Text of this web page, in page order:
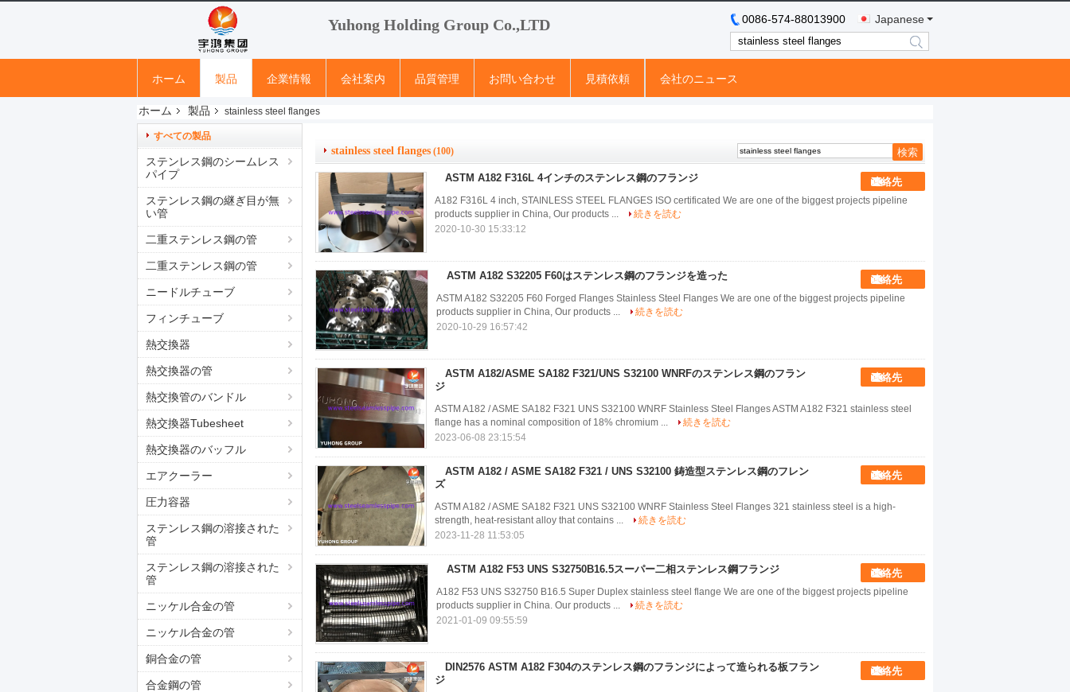
Yuhong Holding Group Co.,LTD Japanese
0086-574-88013900
search
ホーム 製品 企業情報 会社案内 品質管理 お問い合わせ 見積依頼 会社のニュース
ホーム 製品 stainless steel flanges
すべての製品
ステンレス鋼のシームレス
パイプ
ステンレス鋼の継ぎ目が無
い管
二重ステンレス鋼の管
二重ステンレス鋼の管
ニードルチューブ
フィンチューブ
熱交換器
熱交換器の管
熱交換管のバンドル
熱交換器Tubesheet
熱交換器のバッフル
エアクーラー
圧力容器
ステンレス鋼の溶接された
管
ステンレス鋼の溶接された
管
ニッケル合金の管
ニッケル合金の管
銅合金の管
合金鋼の管
stainless steel flanges (100)
ASTM A182 F316L 4インチのステンレス鋼のフランジ 連絡先
A182 F316L 4 inch, STAINLESS STEEL FLANGES ISO certificated We are one of the biggest projects pipeline
products supplier in China, Our products ...
続きを読む
2020-10-30 15:33:12
ASTM A182 S32205 F60はステンレス鋼のフランジを造った 連絡先
ASTM A182 S32205 F60 Forged Flanges Stainless Steel Flanges We are one of the biggest projects pipeline
products supplier in China, Our products ...
続きを読む
2020-10-29 16:57:42
ASTM A182/ASME SA182 F321/UNS S32100 WNRFのステンレス鋼のフラン
ジ
連絡先
ASTM A182 / ASME SA182 F321 UNS S32100 WNRF Stainless Steel Flanges ASTM A182 F321 stainless steel
flange has a nominal composition of 18% chromium ...
続きを読む
2023-06-08 23:15:54
ASTM A182 / ASME SA182 F321 / UNS S32100 鋳造型ステンレス鋼のフレン
ズ
連絡先
ASTM A182 / ASME SA182 F321 UNS S32100 WNRF Stainless Steel Flanges 321 stainless steel is a high-
strength, heat-resistant alloy that contains ...
続きを読む
2023-11-28 11:53:05
ASTM A182 F53 UNS S32750B16.5スーパー二相ステンレス鋼フランジ 連絡先
A182 F53 UNS S32750 B16.5 Super Duplex stainless steel flange We are one of the biggest projects pipeline
products supplier in China. Our products ...
続きを読む
2021-01-09 09:55:59
DIN2576 ASTM A182 F304のステンレス鋼のフランジによって造られる板フラン
ジ
連絡先